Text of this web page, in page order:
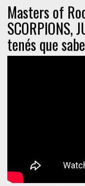
Masters of
SCORPIONS,
tenés que